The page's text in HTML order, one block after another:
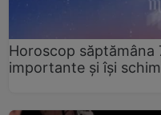
Horoscop săptămâna
importante și își